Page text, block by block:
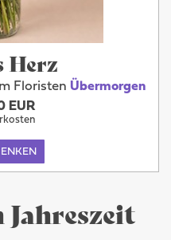
Herz
Floristen Übermorgen
EUR